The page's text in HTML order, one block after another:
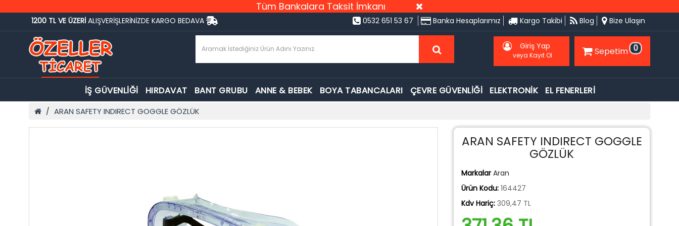
Tüm Bankalara Taksit İmkanı
1200 TL VE ÜZERİ ALIŞVERİŞLERİNİZDE KARGO BEDAVA 0532 651 53 67 Banka Hesaplarımız Kargo Takibi Blog Bize Ulaşın
Giriş Yap
veya Kayıt Ol Sepetim 0
İŞ GÜVENLİĞİ HIRDAVAT BANT GRUBU ANNE & BEBEK BOYA TABANCALARI ÇEVRE GÜVENLİĞİ ELEKTRONİK EL FENERLERİ
ARAN SAFETY INDIRECT GOGGLE GÖZLÜK
ARAN SAFETY INDIRECT GOGGLE
GÖZLÜK
Markalar Aran
Ürün Kodu: 164427
Kdv Hariç: 309,47 TL